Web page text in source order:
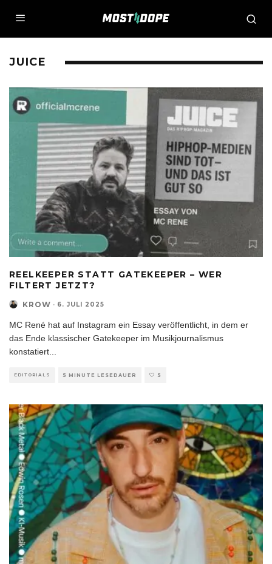
JUICE
REELKEEPER STATT GATEKEEPER – WER
FILTERT JETZT?
KROW · 6. JULI 2025
MC René hat auf Instagram ein Essay veröffentlicht, in dem er
das Ende klassischer Gatekeeper im Musikjournalismus
konstatiert
EDITORIALS 5 MINUTE LESEDAUER 5